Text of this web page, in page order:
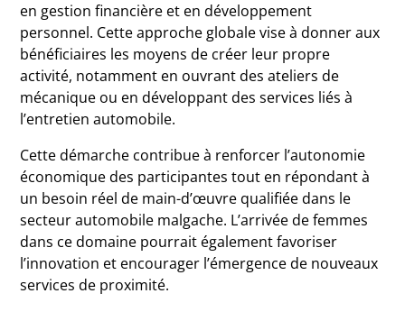
en gestion financière et en développement
personnel. Cette approche globale vise à donner aux
bénéficiaires les moyens de créer leur propre
activité, notamment en ouvrant des ateliers de
mécanique ou en développant des services liés à
l’entretien automobile.
Cette démarche contribue à renforcer l’autonomie
économique des participantes tout en répondant à
un besoin réel de main-d’œuvre qualifiée dans le
secteur automobile malgache. L’arrivée de femmes
dans ce domaine pourrait également favoriser
l’innovation et encourager l’émergence de nouveaux
services de proximité.